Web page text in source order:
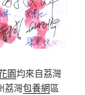
園均來自荔灣
荔灣包養網區